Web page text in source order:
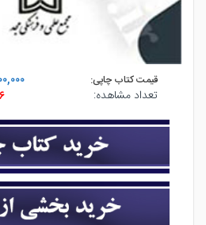
قیمت کتاب چاپی:
تعداد مشاهده: